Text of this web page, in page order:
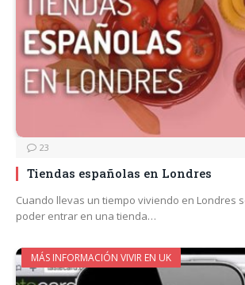
23
Tiendas españolas en Londres
Cuando llevas un tiempo viviendo en Londres
poder entrar en una tienda…
MÁS INFORMACIÓN VIVIR EN UK